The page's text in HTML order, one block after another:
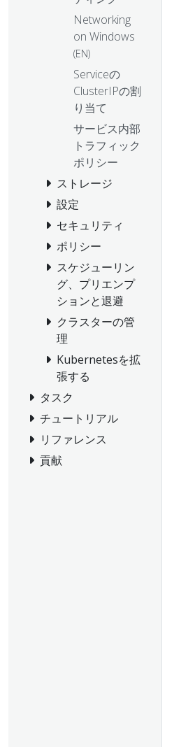
Networking
on Windows
(EN)
Serviceの
ClusterIPの割
り当て
サービス内部
トラフィック
ポリシー
ストレージ
設定
セキュリティ
ポリシー
スケジューリン
グ、プリエンプ
ションと退避
クラスターの管
理
Kubernetesを拡
張する
タスク
チュートリアル
リファレンス
貢献